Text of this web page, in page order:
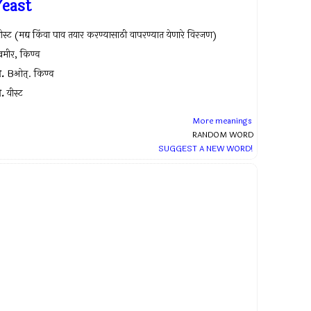
(मद्य किंवा पाव तयार करण्यासाठी वापरण्यात येणारे विरजण)
किण्व
Bओत्. किण्व
यीस्ट
More meanings
RANDOM WORD
SUGGEST A NEW WORD!